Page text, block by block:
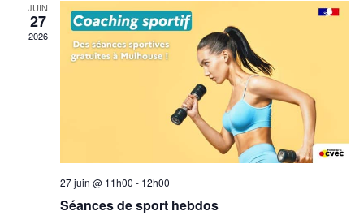
JUIN
27
2026
27 juin @ 11h00 - 12h00
Séances de sport hebdos